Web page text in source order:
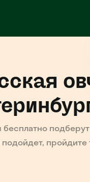
бесплатно
пройдите